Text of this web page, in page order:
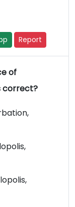
Report
of
correct?